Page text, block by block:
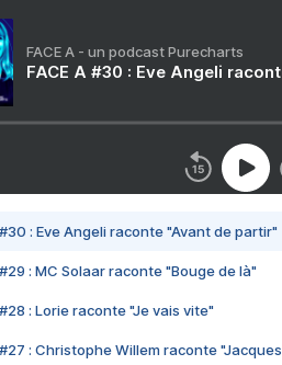
FACE A - un podcast Purecharts
FACE A #30 : Eve Angeli
#30 : Eve Angeli raconte "Avant de partir"
#29 : MC Solaar raconte "Bouge de là"
#28 : Lorie raconte "Je vais vite"
#27 : Christophe Willem raconte